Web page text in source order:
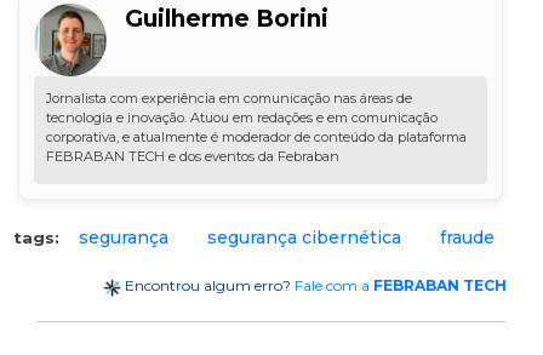
Guilherme Borini
Jornalista com experiência em comunicação nas áreas de
tecnologia e inovação. Atuou em redações e em comunicação
corporativa, e atualmente é moderador de conteúdo da plataforma
FEBRABAN TECH e dos eventos da Febraban
tags: segurança segurança cibernética fraude
Encontrou algum erro? Fale com a FEBRABAN TECH